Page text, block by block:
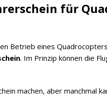
für
Betrieb eines
. Im Prinzip können die
machen, aber manchmal